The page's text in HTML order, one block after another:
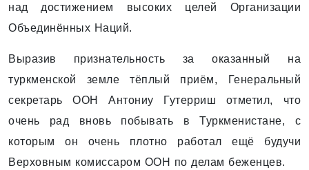
над достижением высоких целей Организации
Объединённых Наций.
Выразив признательность за оказанный на
туркменской земле тёплый приём, Генеральный
секретарь ООН Антониу Гутерриш отметил, что
очень рад вновь побывать в Туркменистане, с
которым он очень плотно работал ещё будучи
Верховным комиссаром ООН по делам беженцев.